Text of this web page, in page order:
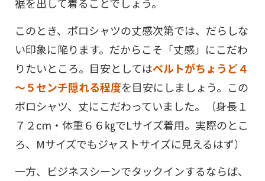
このとき、ポロシャツの丈感次第では、だらしな
い印象に陥ります。だからこそ「丈感」にこだわ
りたいところ。目安としてはベルトがちょうど４
～５センチ隠れる程度を目安にしましょう。この
ポロシャツ、丈にこだわっていました。（身長１
７２cm・体重６６㎏でLサイズ着用。実際のとこ
ろ、Mサイズでもジャストサイズに見えるはず）
一方、ビジネスシーンでタックインするならば、